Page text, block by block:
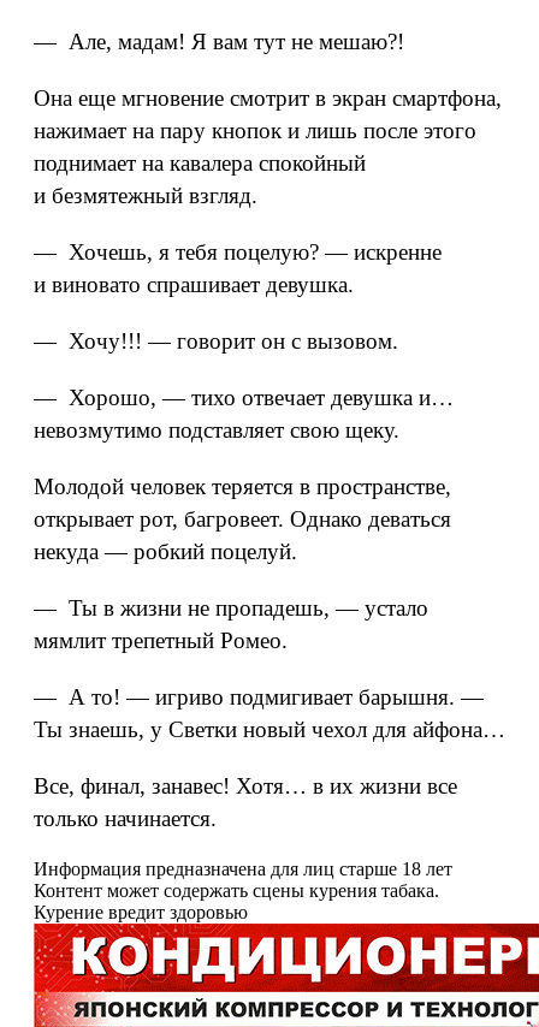
— Але, мадам! Я вам тут не мешаю?!
Она еще мгновение смотрит в экран смартфона,
нажимает на пару кнопок и лишь после этого
поднимает на кавалера спокойный
и безмятежный взгляд.
— Хочешь, я тебя поцелую? — искренне
и виновато спрашивает девушка.
— Хочу!!! — говорит он с вызовом.
— Хорошо, — тихо отвечает девушка и…
невозмутимо подставляет свою щеку.
Молодой человек теряется в пространстве,
открывает рот, багровеет. Однако деваться
некуда — робкий поцелуй.
— Ты в жизни не пропадешь, — устало
мямлит трепетный Ромео.
— А то! — игриво подмигивает барышня. —
Ты знаешь, у Светки новый чехол для айфона…
Все, финал, занавес! Хотя… в их жизни все
только начинается.
Информация предназначена для лиц старше 18 лет
Контент может содержать сцены курения табака.
Курение вредит здоровью